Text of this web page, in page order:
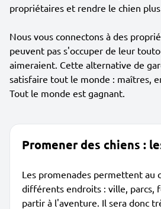
propriétaires et rendre le chien
Nous vous connectons à des
peuvent pas s'occuper de leur
aimeraient. Cette alternative de
satisfaire tout le monde : maîtres,
Tout le monde est gagnant.
Promener des chiens :
Les promenades permettent au
différents endroits : ville, parcs,
partir à l'aventure. Il sera donc